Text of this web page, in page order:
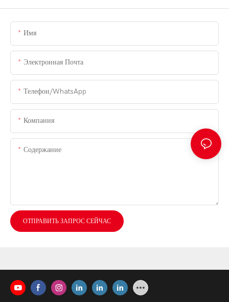
Имя
Электронная Почта
Телефон/WhatsApp
Компания
Содержание
ОТПРАВИТЬ ЗАПРОС СЕЙЧАС